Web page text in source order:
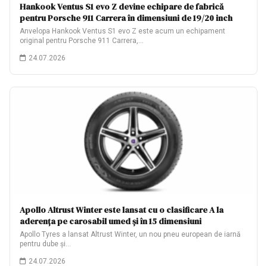
Hankook Ventus S1 evo Z devine echipare de fabrică
pentru Porsche 911 Carrera în dimensiuni de 19/20 inch
Anvelopa Hankook Ventus S1 evo Z este acum un echipament
original pentru Porsche 911 Carrera,…
24.07.2026
Apollo Altrust Winter este lansat cu o clasificare A la
aderența pe carosabil umed și în 15 dimensiuni
Apollo Tyres a lansat Altrust Winter, un nou pneu european de iarnă
pentru dube și…
24.07.2026